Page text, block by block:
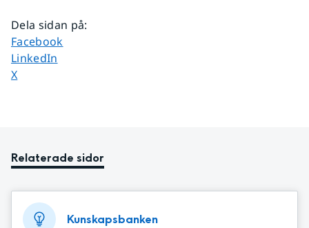
Dela sidan på:
Dela sidan på
Facebook
Dela sidan på
LinkedIn
Dela sidan på
X
Relaterade sidor
Kunskapsbanken